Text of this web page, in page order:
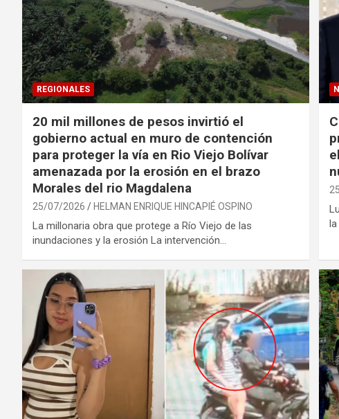
REGIONALES
20 mil millones de pesos invirtió el
gobierno actual en muro de contención
para proteger la vía en Rio Viejo Bolívar
amenazada por la erosión en el brazo
Morales del rio Magdalena
25/07/2026 HELMAN ENRIQUE HINCAPIÉ OSPINO
La millonaria obra que protege a Río Viejo de las
inundaciones y la erosión La intervención…